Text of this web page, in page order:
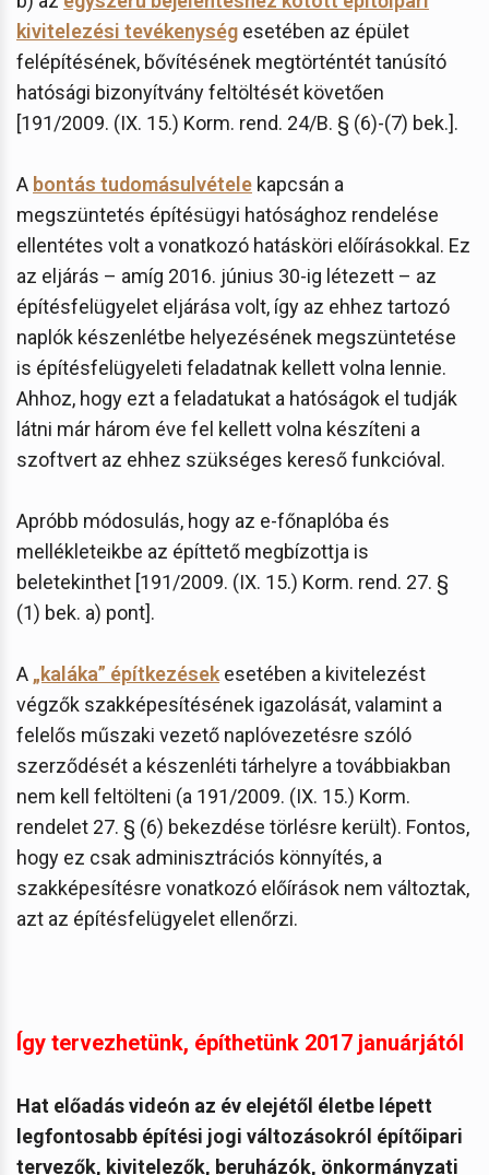
kivitelezési tevékenység esetében az épület
felépítésének, bővítésének megtörténtét tanúsító
hatósági bizonyítvány feltöltését követően
[191/2009. (IX. 15.) Korm. rend. 24/B. § (6)-(7) bek.].
A bontás tudomásulvétele kapcsán a
megszüntetés építésügyi hatósághoz rendelése
ellentétes volt a vonatkozó hatásköri előírásokkal. Ez
az eljárás – amíg 2016. június 30-ig létezett – az
építésfelügyelet eljárása volt, így az ehhez tartozó
naplók készenlétbe helyezésének megszüntetése
is építésfelügyeleti feladatnak kellett volna lennie.
Ahhoz, hogy ezt a feladatukat a hatóságok el tudják
látni már három éve fel kellett volna készíteni a
szoftvert az ehhez szükséges kereső funkcióval.
Apróbb módosulás, hogy az e-főnaplóba és
mellékleteikbe az építtető megbízottja is
beletekinthet [191/2009. (IX. 15.) Korm. rend. 27. §
(1) bek. a) pont].
A „kaláka” építkezések esetében a kivitelezést
végzők szakképesítésének igazolását, valamint a
felelős műszaki vezető naplóvezetésre szóló
szerződését a készenléti tárhelyre a továbbiakban
nem kell feltölteni (a 191/2009. (IX. 15.) Korm.
rendelet 27. § (6) bekezdése törlésre került). Fontos,
hogy ez csak adminisztrációs könnyítés, a
szakképesítésre vonatkozó előírások nem változtak,
azt az építésfelügyelet ellenőrzi.
Így tervezhetünk, építhetünk 2017 januárjától
Hat előadás videón az év elejétől életbe lépett
legfontosabb építési jogi változásokról építőipari
tervezők, kivitelezők, beruházók, önkormányzati